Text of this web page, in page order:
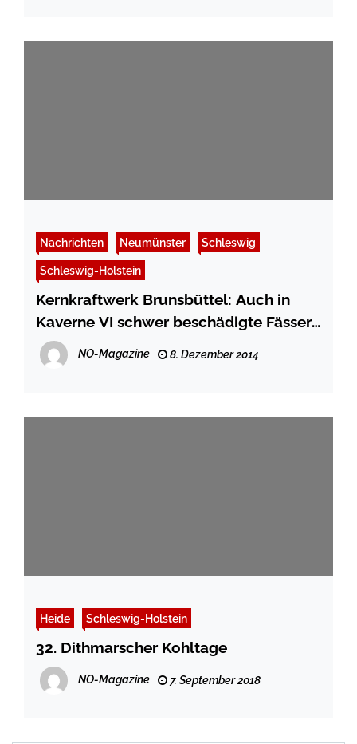
Nachrichten Neumünster Schleswig
Schleswig-Holstein
Kernkraftwerk Brunsbüttel: Auch in
Kaverne VI schwer beschädigte Fässer!
Sind überhaupt welche in Ordnung?
NO-Magazine 8. Dezember 2014
Heide Schleswig-Holstein
32. Dithmarscher Kohltage
NO-Magazine 7. September 2018